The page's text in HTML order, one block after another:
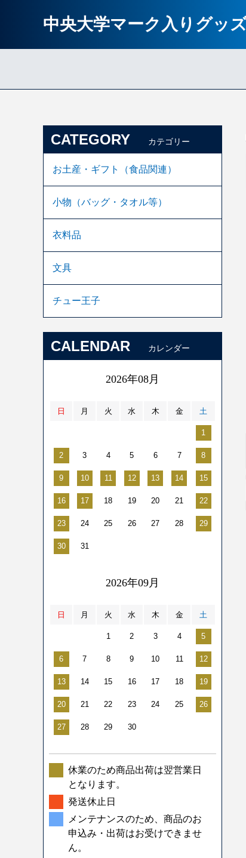
中央大学マーク入りグッ
CATEGORY カテゴリー
お土産・ギフト（食品関連）
小物（バッグ・タオル等）
衣料品
文具
チュー王子
CALENDAR カレンダー
2026年08月
日 月 火 水 木 金 土
1
2 3 4 5 6 7 8
9 10 11 12 13 14 15
16 17 18 19 20 21 22
23 24 25 26 27 28 29
30 31
2026年09月
日 月 火 水 木 金 土
1 2 3 4 5
6 7 8 9 10 11 12
13 14 15 16 17 18 19
20 21 22 23 24 25 26
27 28 29 30
休業のため商品出荷は翌営業日
となります。
発送休止日
メンテナンスのため、商品のお
申込み・出荷はお受けできませ
ん。